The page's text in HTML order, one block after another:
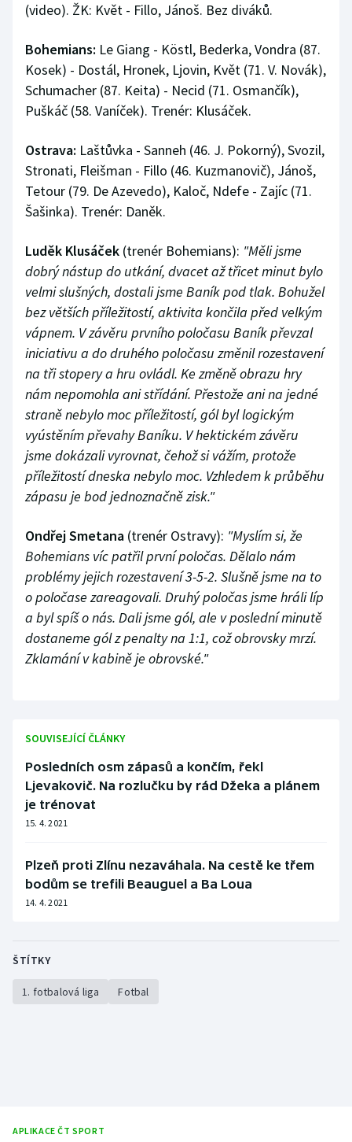
(video). ŽK: Květ - Fillo, Jánoš. Bez diváků.
Bohemians: Le Giang - Köstl, Bederka, Vondra (87.
Kosek) - Dostál, Hronek, Ljovin, Květ (71. V. Novák),
Schumacher (87. Keita) - Necid (71. Osmančík),
Puškáč (58. Vaníček). Trenér: Klusáček.
Ostrava: Laštůvka - Sanneh (46. J. Pokorný), Svozil,
Stronati, Fleišman - Fillo (46. Kuzmanovič), Jánoš,
Tetour (79. De Azevedo), Kaloč, Ndefe - Zajíc (71.
Šašinka). Trenér: Daněk.
Luděk Klusáček (trenér Bohemians): "Měli jsme
dobrý nástup do utkání, dvacet až třicet minut bylo
velmi slušných, dostali jsme Baník pod tlak. Bohužel
bez větších příležitostí, aktivita končila před velkým
vápnem. V závěru prvního poločasu Baník převzal
iniciativu a do druhého poločasu změnil rozestavení
na tři stopery a hru ovládl. Ke změně obrazu hry
nám nepomohla ani střídání. Přestože ani na jedné
straně nebylo moc příležitostí, gól byl logickým
vyústěním převahy Baníku. V hektickém závěru
jsme dokázali vyrovnat, čehož si vážím, protože
příležitostí dneska nebylo moc. Vzhledem k průběhu
zápasu je bod jednoznačně zisk."
Ondřej Smetana (trenér Ostravy): "Myslím si, že
Bohemians víc patřil první poločas. Dělalo nám
problémy jejich rozestavení 3-5-2. Slušně jsme na to
o poločase zareagovali. Druhý poločas jsme hráli líp
a byl spíš o nás. Dali jsme gól, ale v poslední minutě
dostaneme gól z penalty na 1:1, což obrovsky mrzí.
Zklamání v kabině je obrovské."
SOUVISEJÍCÍ ČLÁNKY
Posledních osm zápasů a končím, řekl
Ljevakovič. Na rozlučku by rád Džeka a plánem
je trénovat
15. 4. 2021
Plzeň proti Zlínu nezaváhala. Na cestě ke třem
bodům se trefili Beauguel a Ba Loua
14. 4. 2021
ŠTÍTKY
1. fotbalová liga Fotbal
APLIKACE ČT SPORT